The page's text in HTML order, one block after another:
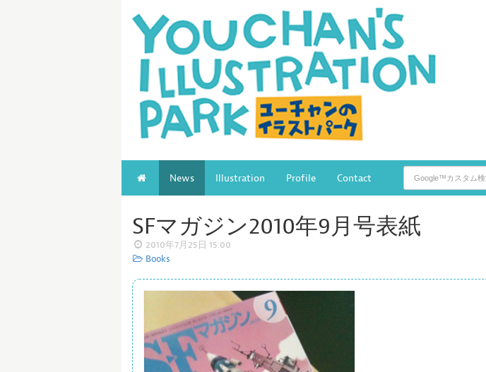
News Illustration Profile Contact
索
ー
ド
SFマガジン2010年9月号表紙
2010年7月25日 15:00
Books